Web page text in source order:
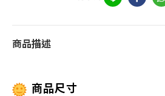
商品描述
商品尺寸